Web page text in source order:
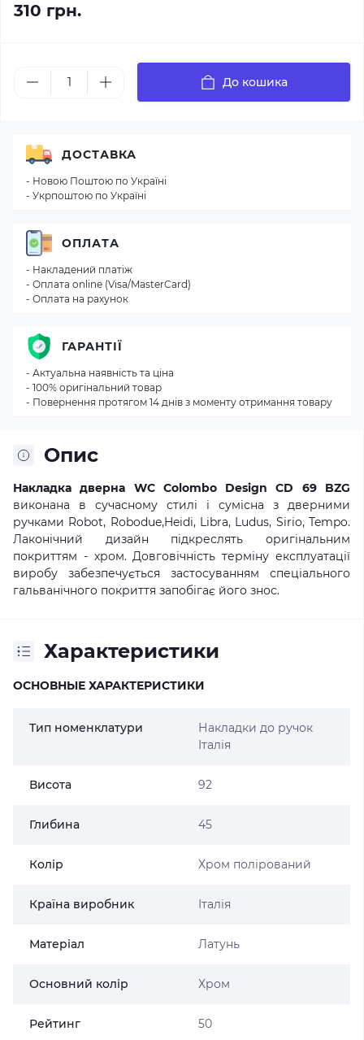
310 грн.
До кошика
Опис
Накладка дверна WC Colombo Design CD 69 BZG
виконана в сучасному стилі і сумісна з дверними
ручками Robot, Robodue,Heidi, Libra, Ludus, Sirio, Tempo.
Лаконічний дизайн підкреслять оригінальним
покриттям - хром. Довговічність терміну експлуатації
виробу забезпечується застосуванням спеціального
гальванічного покриття запобігає його знос.
Характеристики
ОСНОВНЫЕ ХАРАКТЕРИСТИКИ
Тип номенклатури
Накладки до ручок
Італія
Висота 92
Глибина 45
Колір Хром полірований
Країна виробник Італія
Матеріал Латунь
Основний колір Хром
Рейтинг 50
ДОСТАВКА
- Новою Поштою по Україні
- Укрпоштою по Україні
ОПЛАТА
- Накладений платіж
- Оплата online (Visa/MasterCard)
- Оплата на рахунок
ГАРАНТІЇ
- Актуальна наявність та ціна
- 100% оригінальний товар
- Повернення протягом 14 днів з моменту отримання товару